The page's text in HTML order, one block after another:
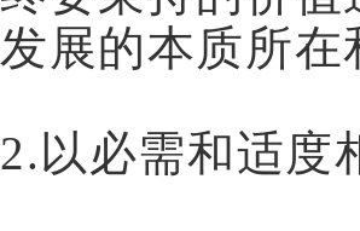
发展的本质所
2.以必需和适度